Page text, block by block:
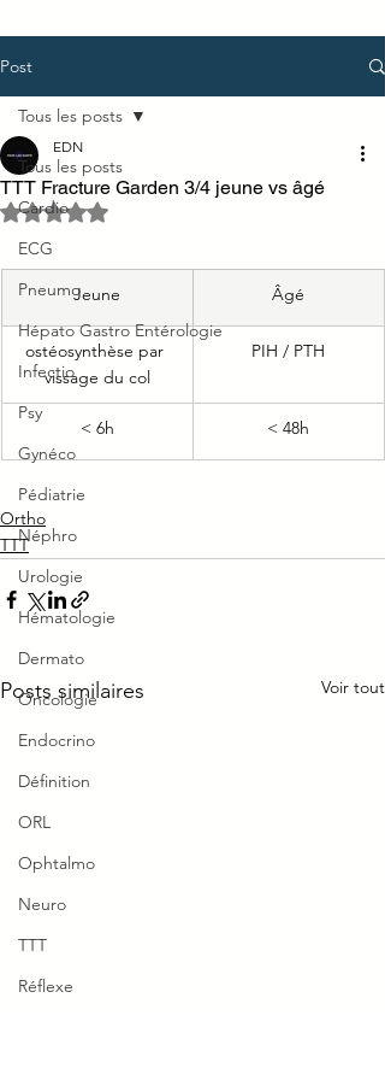
Post
Tous les posts
Cardio
ECG
Pneumo
Hépato Gastro Entérologie
Infectio
Psy
Gynéco
Pédiatrie
Néphro
Urologie
Hématologie
Dermato
Oncologie
Endocrino
Définition
ORL
Ophtalmo
Neuro
TTT
Réflexe
Tous les posts
TTT Fracture Garden 3/4 jeune vs âgé
EDN
Noté NaN étoiles sur 5.
Jeune Âgé
ostéosynthèse par
vissage du col
PIH / PTH
< 6h < 48h
Ortho
TTT
Posts similaires Voir tout